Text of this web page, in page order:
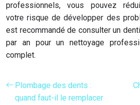
professionnels, vous pouvez
votre risque de développer des
est recommandé de consulter un
par an pour un nettoyage
complet.
Plombage des dents :
quand faut-il le remplacer